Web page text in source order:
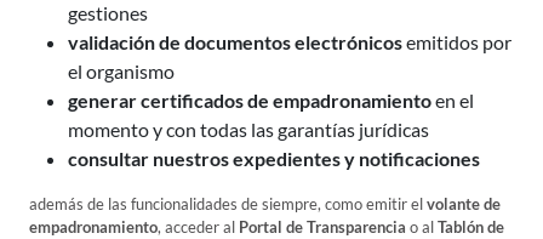
gestiones
validación de documentos electrónicosemitidos por
el organismo
generar certificados de empadronamientoen el
momento y con todas las garantías jurídicas
consultar nuestros expedientes y notificaciones
además de las funcionalidades de siempre, como emitir elvolante de
empadronamiento, acceder al Portal de Transparencia o alTablón de